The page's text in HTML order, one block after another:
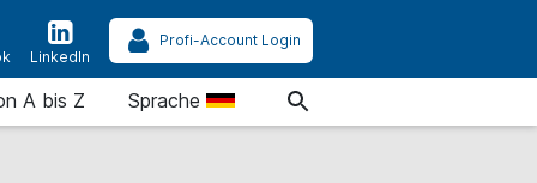
LinkedIn
Profi-Account Login
A bis Z Sprache